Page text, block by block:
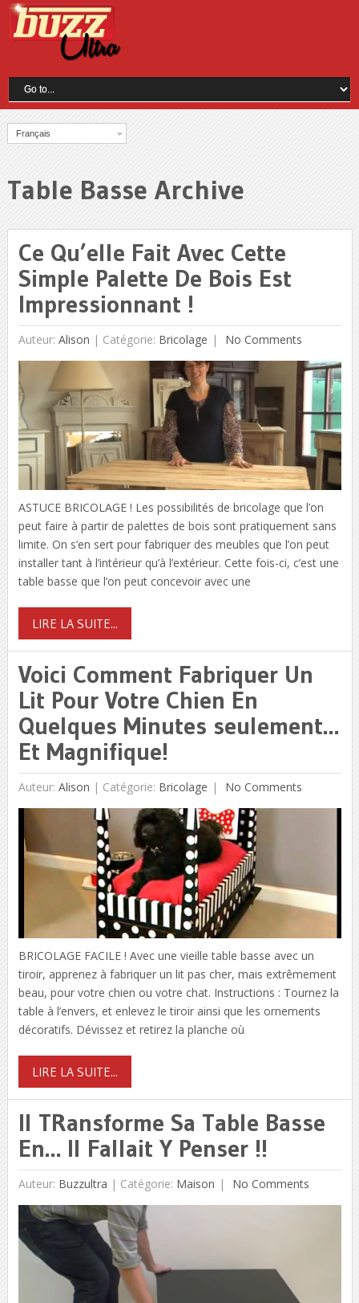
Français
Table Basse Archive
Ce Qu’elle Fait Avec Cette
Simple Palette De Bois Est
Impressionnant !
Auteur: Alison | Catégorie: Bricolage No Comments
ASTUCE BRICOLAGE ! Les possibilités de bricolage que l’on
peut faire à partir de palettes de bois sont pratiquement sans
limite. On s’en sert pour fabriquer des meubles que l’on peut
installer tant à l’intérieur qu’à l’extérieur. Cette fois-ci, c’est une
table basse que l’on peut concevoir avec une
LIRE LA SUITE...
Voici Comment Fabriquer Un
Lit Pour Votre Chien En
Quelques Minutes seulement…
Et Magnifique!
Auteur: Alison | Catégorie: Bricolage No Comments
BRICOLAGE FACILE ! Avec une vieille table basse avec un
tiroir, apprenez à fabriquer un lit pas cher, mais extrêmement
beau, pour votre chien ou votre chat. Instructions : Tournez la
table à l’envers, et enlevez le tiroir ainsi que les ornements
décoratifs. Dévissez et retirez la planche où
LIRE LA SUITE...
Il TRansforme Sa Table Basse
En… Il Fallait Y Penser !!
Auteur: Buzzultra | Catégorie: Maison No Comments